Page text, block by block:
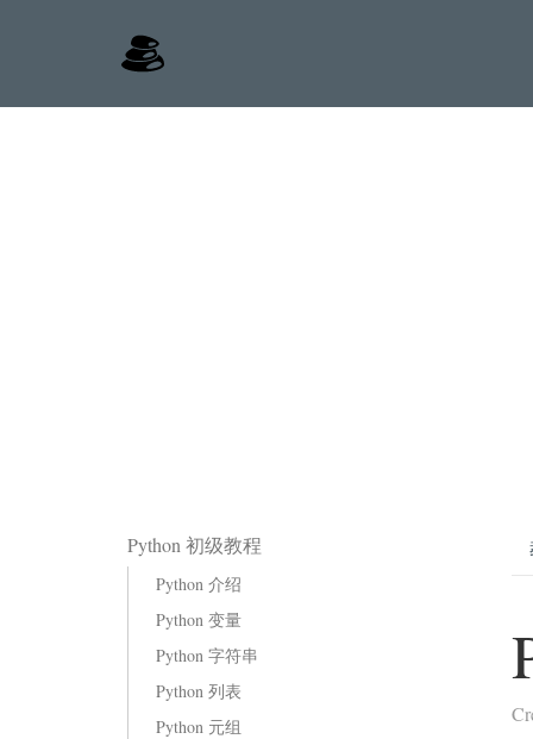
Python 初级教程
Python 介绍
Python 变量
Python 字符串
Python 列表
Python 元组